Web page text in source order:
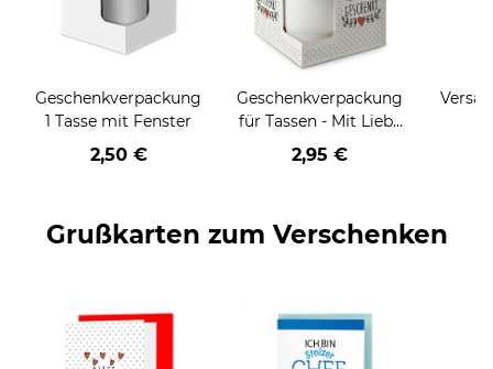
Geschenkverpackung
1 Tasse mit Fenster
2,50 €
Geschenkverpackung
für Tassen - Mit Liebe
geschenkt
2,95 €
Grußkarten zum Verschenken